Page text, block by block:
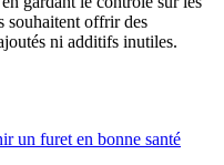
souhaitent offrir des
ni additifs inutiles.
un furet en bonne santé